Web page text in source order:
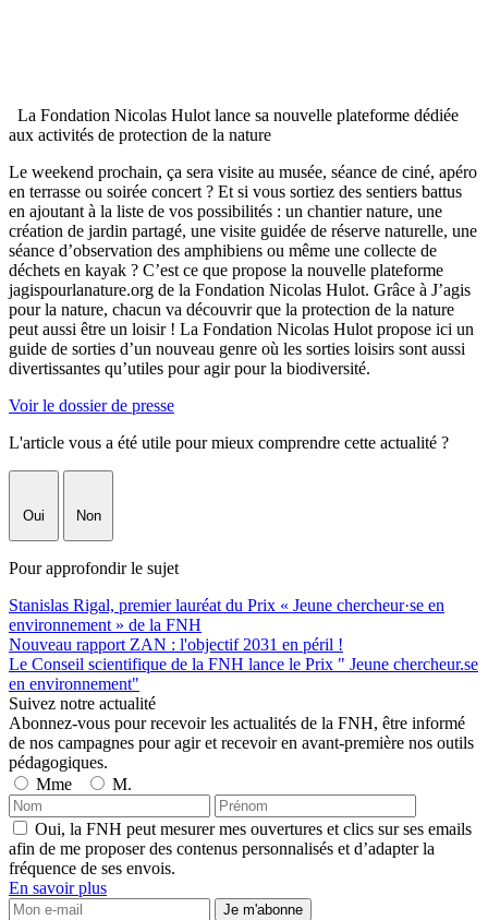
La Fondation Nicolas Hulot lance sa nouvelle plateforme dédiée
aux activités de protection de la nature
Le weekend prochain, ça sera visite au musée, séance de ciné, apéro
en terrasse ou soirée concert ? Et si vous sortiez des sentiers battus
en ajoutant à la liste de vos possibilités : un chantier nature, une
création de jardin partagé, une visite guidée de réserve naturelle, une
séance d’observation des amphibiens ou même une collecte de
déchets en kayak ? C’est ce que propose la nouvelle plateforme
jagispourlanature.org de la Fondation Nicolas Hulot. Grâce à J’agis
pour la nature, chacun va découvrir que la protection de la nature
peut aussi être un loisir ! La Fondation Nicolas Hulot propose ici un
guide de sorties d’un nouveau genre où les sorties loisirs sont aussi
divertissantes qu’utiles pour agir pour la biodiversité.
Voir le dossier de presse
L'article vous a été utile pour mieux comprendre cette actualité ?
Oui Non
Pour approfondir le sujet
Stanislas Rigal, premier lauréat du Prix « Jeune chercheur·se en
environnement » de la FNH
Nouveau rapport ZAN : l'objectif 2031 en péril !
Le Conseil scientifique de la FNH lance le Prix " Jeune chercheur.se
en environnement"
Suivez notre actualité
Abonnez-vous pour recevoir les actualités de la FNH, être informé
de nos campagnes pour agir et recevoir en avant-première nos outils
pédagogiques.
Mme
M.
Oui, la FNH peut mesurer mes ouvertures et clics sur ses emails
afin de me proposer des contenus personnalisés et d’adapter la
fréquence de ses envois.
En savoir plus
Je m'abonne